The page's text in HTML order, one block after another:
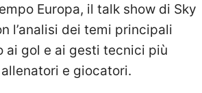
Europa, il talk show di Sky
l’analisi dei temi principali
ai gol e ai gesti tecnici più
e giocatori.